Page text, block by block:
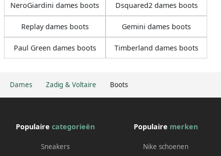
Dames Zadig & Voltaire Boots
NeroGiardini dames boots Dsquared2 dames boots
Replay dames boots Gemini dames boots
Paul Green dames boots Timberland dames boots
Populaire categorieën
Sneakers
Populaire merken
Nike schoenen